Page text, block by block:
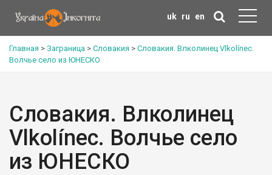
uk ru en
Главная > Заграница > Словакия > Словакия. Влколинец Vlkolínec.
Волчье село из ЮНЕСКО
Словакия. Влколинец
Vlkolínec. Волчье село
из ЮНЕСКО